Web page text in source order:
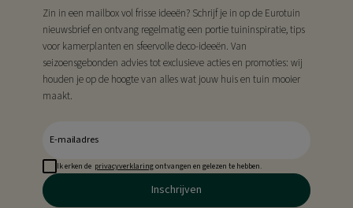
Zin in een mailbox vol frisse ideeën? Schrijf je in op de Eurotuin
nieuwsbrief en ontvang regelmatig een portie tuininspiratie, tips
voor kamerplanten en sfeervolle deco-ideeën. Van
seizoensgebonden advies tot exclusieve acties en promoties: wij
houden je op de hoogte van alles wat jouw huis en tuin mooier
maakt.
Ik erken de privacyverklaringontvangen en gelezen te hebben.
Inschrijven